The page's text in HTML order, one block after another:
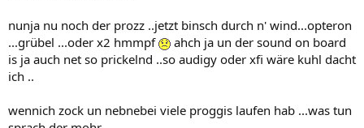
nunja nu noch der prozz ..jetzt binsch durch n' wind...opteron
...grübel ...oder x2 hmmpf
ahch ja un der sound on board
is ja auch net so prickelnd ..so audigy oder xfi wäre kuhl dacht
ich ..
wennich zock un nebnebei viele proggis laufen hab ...was tun